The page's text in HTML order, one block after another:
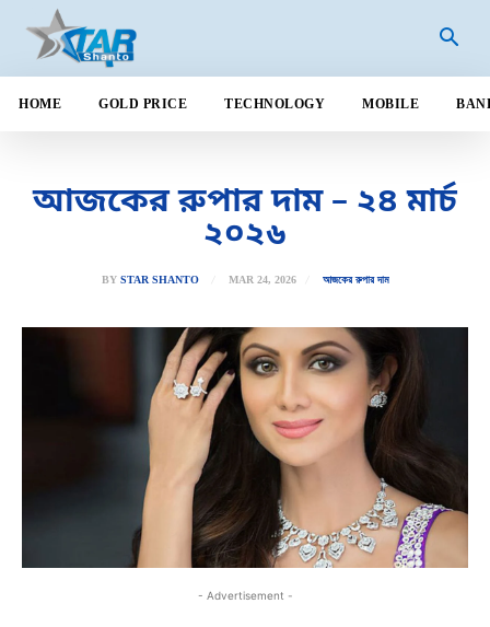
HOME GOLD PRICE TECHNOLOGY MOBILE
আজকের রুপার দাম – ২৪ মার্চ
২০২৬
BY STAR SHANTO MAR 24, 2026 আজকের রুপার দাম
- Advertisement -